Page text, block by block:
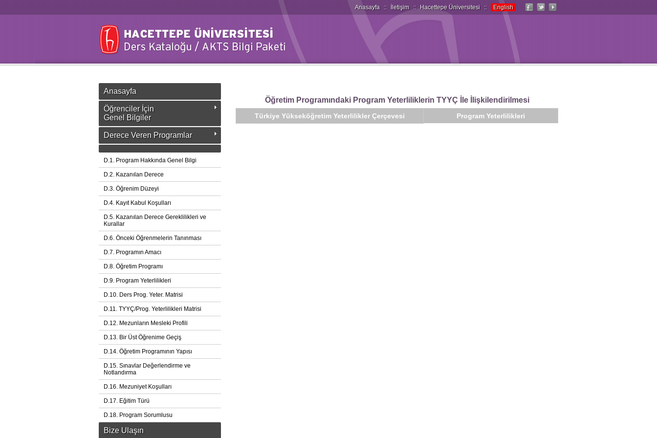
Anasayfa :: İletişim :: Hacettepe Üniversitesi :: English
Anasayfa
Öğrenciler İçin
Genel Bilgiler
Derece Veren Programlar
D.1. Program Hakkında Genel Bilgi
D.2. Kazanılan Derece
D.3. Öğrenim Düzeyi
D.4. Kayıt Kabul Koşulları
D.5. Kazanılan Derece Gereklilikleri ve
Kurallar
D.6. Önceki Öğrenmelerin Tanınması
D.7. Programın Amacı
D.8. Öğretim Programı
D.9. Program Yeterlilikleri
D.10. Ders Prog. Yeter. Matrisi
D.11. TYYÇ/Prog. Yeterlilikleri Matrisi
D.12. Mezunların Mesleki Profili
D.13. Bir Üst Öğrenime Geçiş
D.14. Öğretim Programının Yapısı
D.15. Sınavlar Değerlendirme ve
Notlandırma
D.16. Mezuniyet Koşulları
D.17. Eğitim Türü
D.18. Program Sorumlusu
Bize Ulaşın
Öğretim Programındaki Program Yeterliliklerin TYYÇ İle İlişkilendirilmesi
Türkiye Yükseköğretim Yeterlilikler Çerçevesi Program Yeterlilikleri